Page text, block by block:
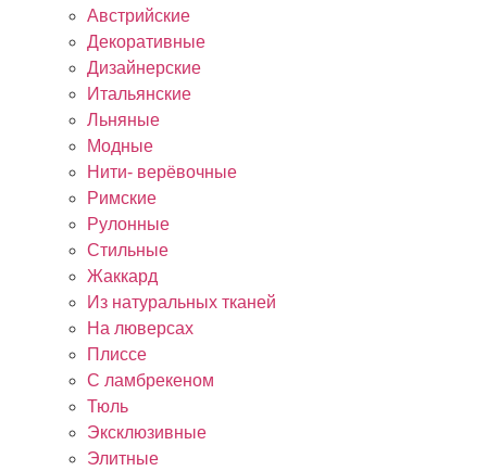
Австрийские
Декоративные
Дизайнерские
Итальянские
Льняные
Модные
Нити- верёвочные
Римские
Рулонные
Стильные
Жаккард
Из натуральных тканей
На люверсах
Плиссе
С ламбрекеном
Тюль
Эксклюзивные
Элитные